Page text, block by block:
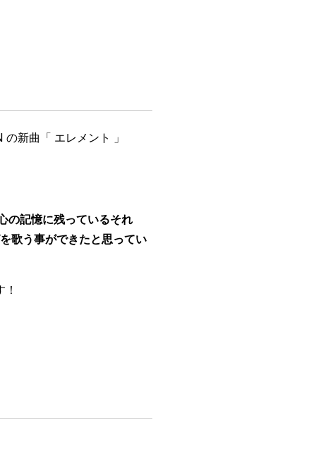
新曲「 エレメント 」
の記憶に残っているそれ
歌う事ができたと思ってい